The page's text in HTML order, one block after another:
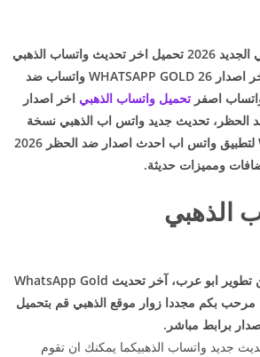
تنزيل واتساب بلس الذهبي الجديد 2026 تحميل اخر تحديث واتساب الذهبي
2026 واتس اب الذهبي اخر اصدار 26 WHATSAPP GOLD واتساب ضد
اصفر تحميل واتساب الذهبي اخر اصدار
تحديث جديد واتس اب الذهبي نسخة
WhatsApp Gold V8.50 لتطبيق واتس اب احدث اصدار ضد الحظر 2026
ومميزات حديثة.
الذهبي
برنامج واتساب الذهبي من تطوير ابو عرب، آخر تحديث WhatsApp Gold
مرحب بكم مجددا زوار موقع الذهبي قم بتحميل
برابط مباشر.
جديد واتساب الذهبيكما يمكنك ان تقوم